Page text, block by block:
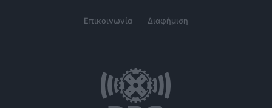
Επικοινωνία Διαφήμιση